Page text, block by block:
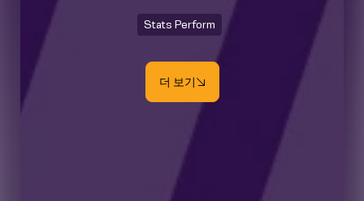
Stats Perform
더 보기